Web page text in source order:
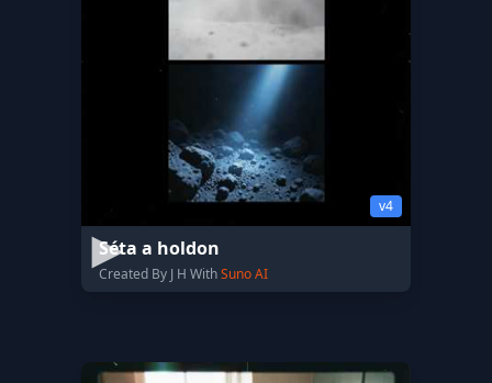
v4
Séta a holdon
Created By J H WithSuno AI